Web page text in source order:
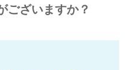
ございますか？